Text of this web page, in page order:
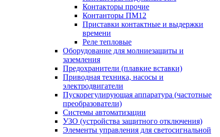
Контакторы прочие
Контанторы ПМ12
Приставки контактные и выдержки
времени
Реле тепловые
Оборудование для молниезащиты и
заземления
Предохранители (плавкие вставки)
Приводная техника, насосы и
электродвигатели
Пускорегулирующая аппаратура (частотные
преобразователи)
Системы автоматизации
УЗО (устройства защитного отключения)
Элементы управления для светосигнальной